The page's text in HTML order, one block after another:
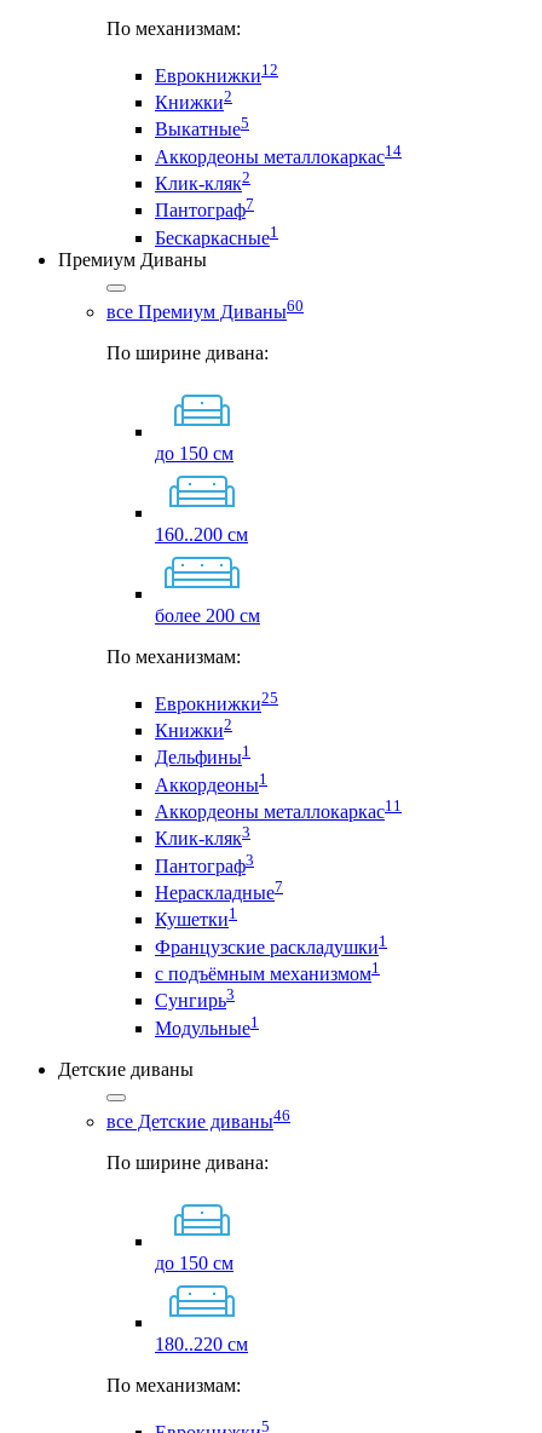
По механизмам:
Еврокнижки12
Книжки2
Выкатные5
Аккордеоны металлокаркас14
Клик-кляк2
Пантограф7
Бескаркасные1
Премиум Диваны
все Премиум Диваны60
По ширине дивана:
до 150 см
160..200 см
более 200 см
По механизмам:
Еврокнижки25
Книжки2
Дельфины1
Аккордеоны1
Аккордеоны металлокаркас11
Клик-кляк3
Пантограф3
Нераскладные7
Кушетки1
Французские раскладушки1
с подъёмным механизмом1
Сунгирь3
Модульные1
Детские диваны
все Детские диваны46
По ширине дивана:
до 150 см
180..220 см
По механизмам:
5